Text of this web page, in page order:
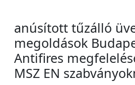
anúsított tűzálló
megoldások
Antifires
MSZ EN